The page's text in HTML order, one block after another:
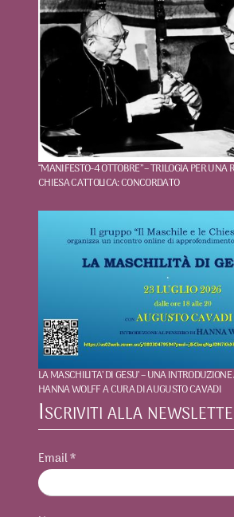
“MANIFESTO-4 OTTOBRE” – TRILOGIA PER UNA
CHIESA CATTOLICA: CONCORDATO
LA MASCHILITA’ DI GESU’ – UNA
HANNA WOLFF A CURA DI AUGUSTO CAVADI
Iscriviti alla
Email*